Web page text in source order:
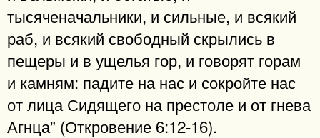
тысяченачальники, и сильные, и всякий
раб, и всякий свободный скрылись в
пещеры и в ущелья гор, и говорят горам
и камням: падите на нас и сокройте нас
от лица Сидящего на престоле и от гнева
Агнца" (Откровение 6:12-16).